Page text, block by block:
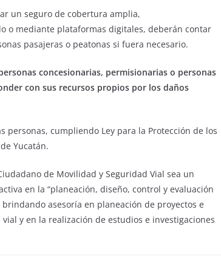
un seguro de cobertura amplia,
o mediante plataformas digitales, deberán contar
pasajeras o peatonas si fuera necesario.
concesionarias, permisionarias o personas
con sus recursos propios por los daños
cumpliendo Ley para la Protección de los
Yucatán.
de Movilidad y Seguridad Vial sea un
en la “planeación, diseño, control y evaluación
asesoría en planeación de proyectos e
y en la realización de estudios e investigaciones